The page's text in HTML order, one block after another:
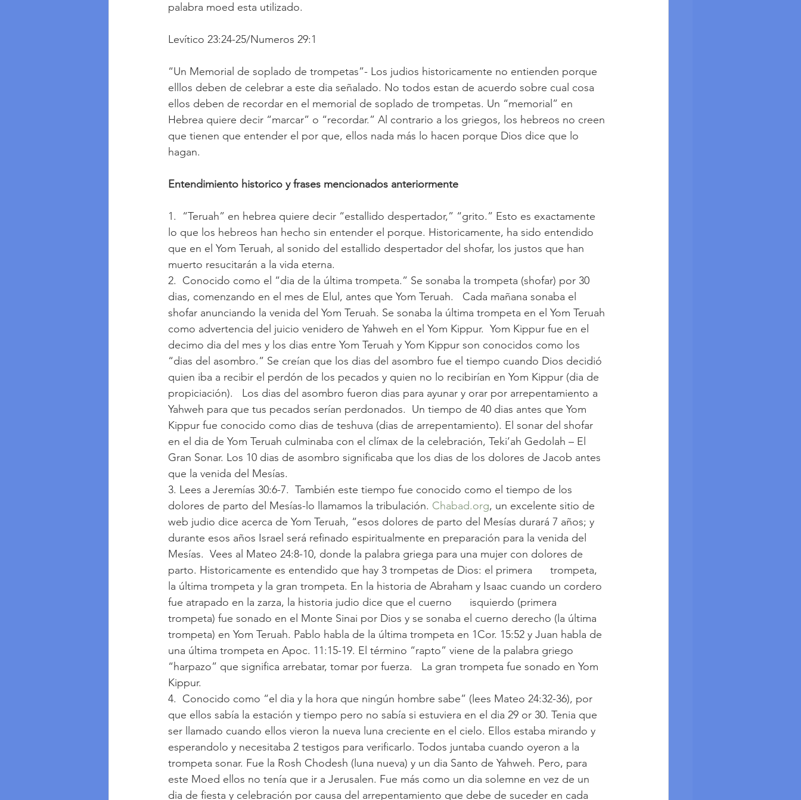
palabra moed esta utilizado.
Levítico 23:24-25/Numeros 29:1
“Un Memorial de soplado de trompetas”- Los judios historicamente no entienden porque
elllos deben de celebrar a este dia señalado. No todos estan de acuerdo sobre cual cosa
ellos deben de recordar en el memorial de soplado de trompetas. Un “memorial” en
Hebrea quiere decir “marcar” o “recordar.” Al contrario a los griegos, los hebreos no creen
que tienen que entender el por que, ellos nada más lo hacen porque Dios dice que lo
hagan.
Entendimiento historico y frases mencionados anteriormente
1.  “Teruah” en hebrea quiere decir “estallido despertador,” “grito.” Esto es exactamente
lo que los hebreos han hecho sin entender el porque. Historicamente, ha sido entendido
que en el Yom Teruah, al sonido del estallido despertador del shofar, los justos que han
muerto resucitarán a la vida eterna.
2.  Conocido como el “dia de la última trompeta.” Se sonaba la trompeta (shofar) por 30
dias, comenzando en el mes de Elul, antes que Yom Teruah.   Cada mañana sonaba el
shofar anunciando la venida del Yom Teruah. Se sonaba la última trompeta en el Yom Teruah
como advertencia del juicio venidero de Yahweh en el Yom Kippur.  Yom Kippur fue en el
decimo dia del mes y los dias entre Yom Teruah y Yom Kippur son conocidos como los
“dias del asombro.” Se creían que los dias del asombro fue el tiempo cuando Dios decidió
quien iba a recibir el perdón de los pecados y quien no lo recibirían en Yom Kippur (dia de
propiciación).   Los dias del asombro fueron dias para ayunar y orar por arrepentamiento a
Yahweh para que tus pecados serían perdonados.  Un tiempo de 40 dias antes que Yom
Kippur fue conocido como dias de teshuva (dias de arrepentamiento). El sonar del shofar
en el dia de Yom Teruah culminaba con el clímax de la celebración, Teki’ah Gedolah – El
Gran Sonar. Los 10 dias de asombro significaba que los dias de los dolores de Jacob antes
que la venida del Mesías.
3. Lees a Jeremías 30:6-7.  También este tiempo fue conocido como el tiempo de los
dolores de parto del Mesías-lo llamamos la tribulación. Chabad.org, un excelente sitio de
web judio dice acerca de Yom Teruah, “esos dolores de parto del Mesías durará 7 años; y
durante esos años Israel será refinado espiritualmente en preparación para la venida del
Mesías.  Vees al Mateo 24:8-10, donde la palabra griega para una mujer con dolores de
parto. Historicamente es entendido que hay 3 trompetas de Dios: el primera      trompeta,
la última trompeta y la gran trompeta. En la historia de Abraham y Isaac cuando un cordero
fue atrapado en la zarza, la historia judio dice que el cuerno      isquierdo (primera
trompeta) fue sonado en el Monte Sinai por Dios y se sonaba el cuerno derecho (la última
trompeta) en Yom Teruah. Pablo habla de la última trompeta en 1Cor. 15:52 y Juan habla de
una última trompeta en Apoc. 11:15-19. El término “rapto” viene de la palabra griego
“harpazo” que significa arrebatar, tomar por fuerza.   La gran trompeta fue sonado en Yom
Kippur.
4.  Conocido como “el dia y la hora que ningún hombre sabe” (lees Mateo 24:32-36), por
que ellos sabía la estación y tiempo pero no sabía si estuviera en el dia 29 or 30. Tenia que
ser llamado cuando ellos vieron la nueva luna creciente en el cielo. Ellos estaba mirando y
esperandolo y necesitaba 2 testigos para verificarlo. Todos juntaba cuando oyeron a la
trompeta sonar. Fue la Rosh Chodesh (luna nueva) y un dia Santo de Yahweh. Pero, para
este Moed ellos no tenía que ir a Jerusalen. Fue más como un dia solemne en vez de un
dia de fiesta y celebración por causa del arrepentamiento que debe de suceder en cada